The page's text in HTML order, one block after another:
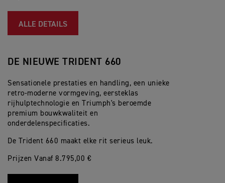
ALLE DETAILS
DE NIEUWE TRIDENT 660
Sensationele prestaties en handling, een unieke
retro-moderne vormgeving, eersteklas
rijhulptechnologie en Triumph's beroemde
premium bouwkwaliteit en
onderdelenspecificaties.
De Trident 660 maakt elke rit serieus leuk.
Prijzen Vanaf 8.795,00 €